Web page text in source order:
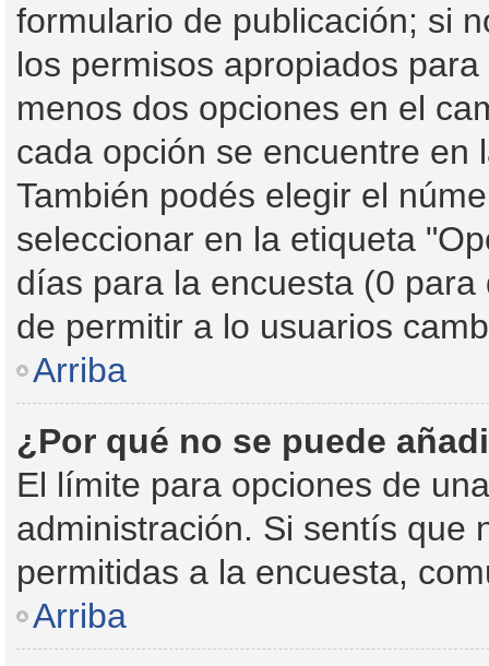
formulario de publicación; si
los permisos apropiados
menos dos opciones en el
cada opción se encuentre
También podés elegir el
seleccionar en la etiqueta
días para la encuesta (0
de permitir a lo usuarios
Arriba
¿Por qué no se puede
El límite para opciones de
administración. Si sentís que
permitidas a la encuesta,
Arriba